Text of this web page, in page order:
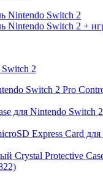
Nintendo Switch 2
Nintendo Switch 2 +
2
Switch 2 Pro
для Nintendo Switch
Express Card
Crystal Protective